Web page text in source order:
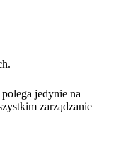
jedynie na
zarządzanie